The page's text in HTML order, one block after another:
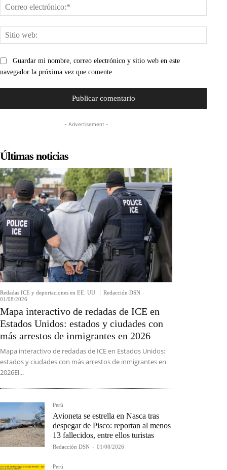
web:
Guardar mi nombre, correo electrónico y sitio web en este
navegador la próxima vez que comente.
- Advertisement -
Últimas noticias
Redadas ICE y deportaciones en EE. UU. Redacción DSN -
01/08/2026
Mapa interactivo de redadas de ICE en
Estados Unidos: estados y ciudades con
más arrestos de inmigrantes en 2026
Mapa interactivo de redadas de ICE en Estados Unidos:
estados y ciudades con más arrestos de inmigrantes en
2026El...
Perú
Avioneta se estrella en Nasca tras
despegar de Pisco: reportan al menos
13 fallecidos, entre ellos turistas
Redacción DSN - 01/08/2026
Perú